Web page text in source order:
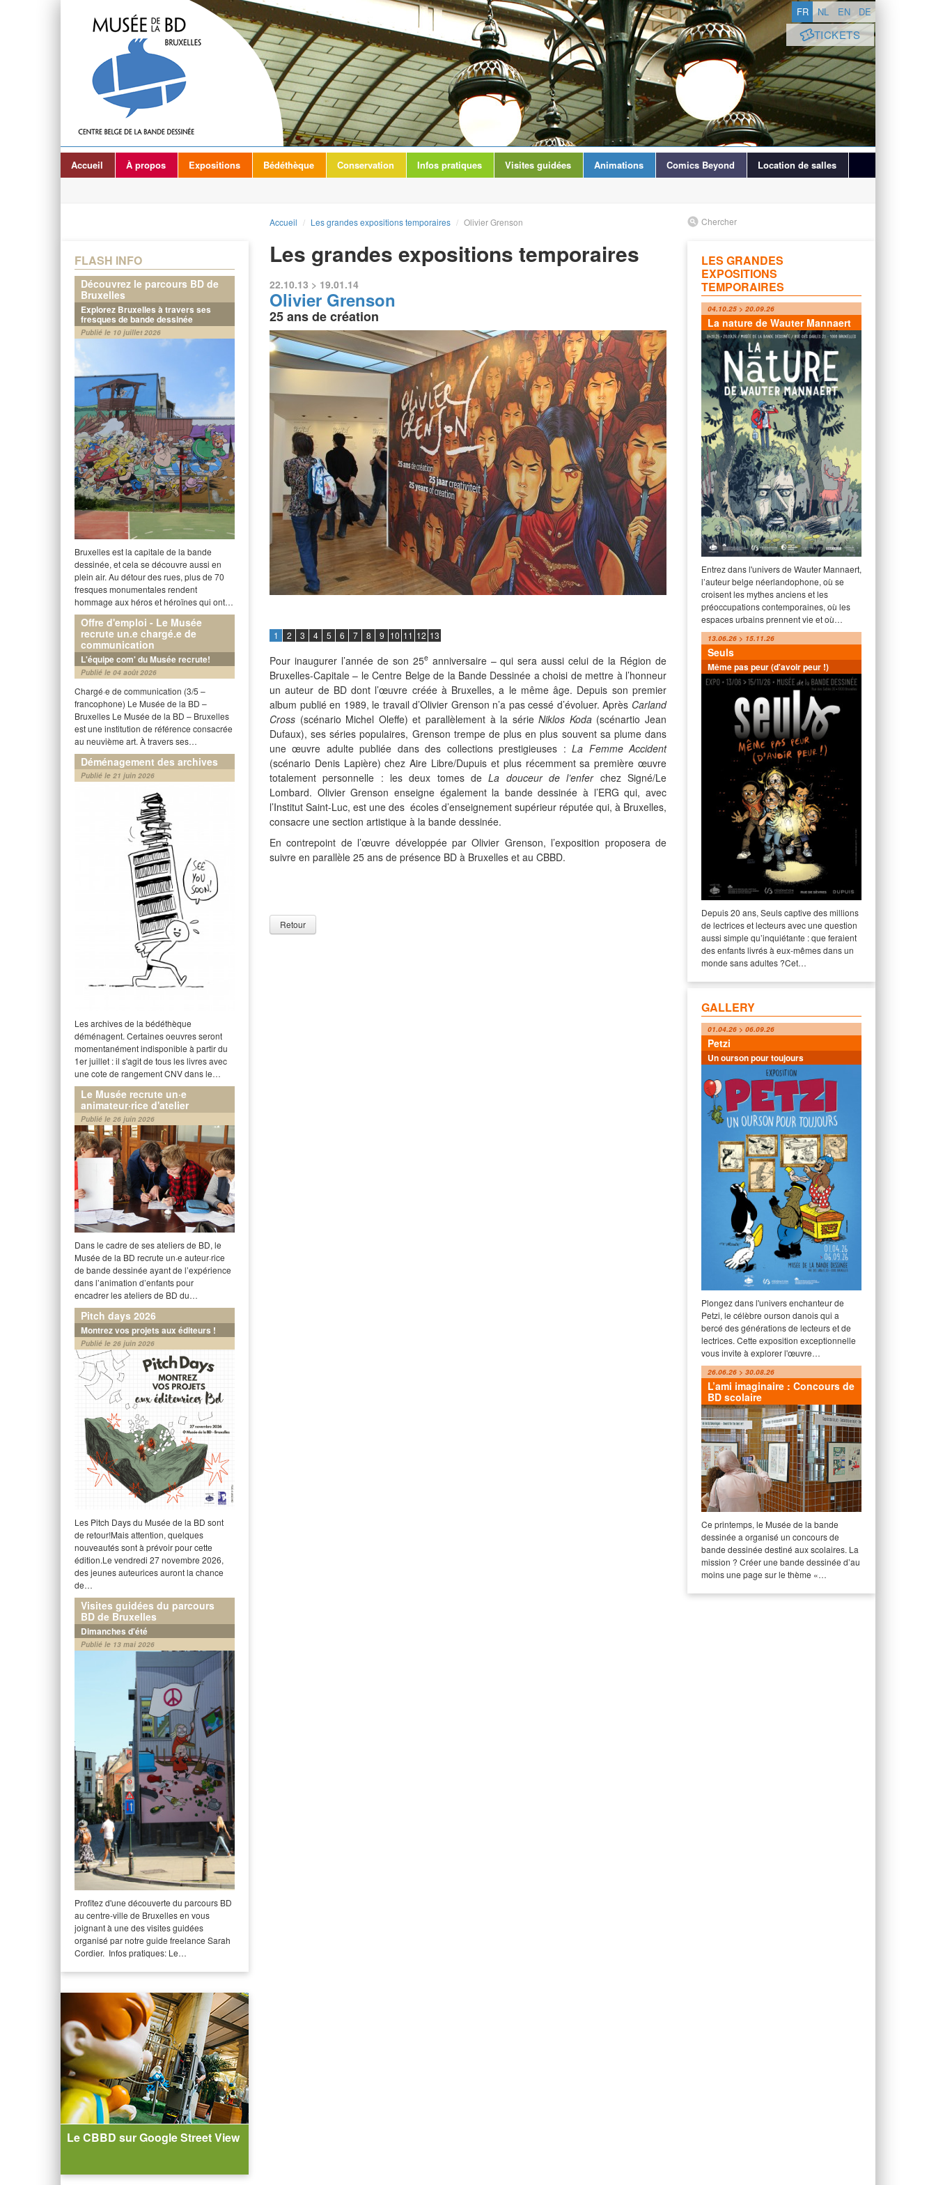
TICKETS
FR NL EN DE
Accueil À propos Expositions Bédéthèque Conservation Infos pratiques Visites guidées Animations Comics Beyond Location de salles
FLASH INFO
Découvrez le parcours BD de
Bruxelles
Explorez Bruxelles à travers ses
fresques de bande dessinée
Publié le 10 juillet 2026
Bruxelles est la capitale de la bande
dessinée, et cela se découvre aussi en
plein air. Au détour des rues, plus de 70
fresques monumentales rendent
hommage aux héros et héroïnes qui ont…
Offre d'emploi - Le Musée
recrute un.e chargé.e de
communication
L'équipe com' du Musée recrute!
Publié le 04 août 2026
Chargé·e de communication (3/5 –
francophone) Le Musée de la BD –
Bruxelles Le Musée de la BD – Bruxelles
est une institution de référence consacrée
au neuvième art. À travers ses…
Déménagement des archives
Publié le 21 juin 2026
Les archives de la bédéthèque
déménagent. Certaines oeuvres seront
momentanément indisponible à partir du
1er juillet : il s'agit de tous les livres avec
une cote de rangement CNV dans le…
Le Musée recrute un·e
animateur·rice d'atelier
Publié le 26 juin 2026
Dans le cadre de ses ateliers de BD, le
Musée de la BD recrute un·e auteur·rice
de bande dessinée ayant de l’expérience
dans l’animation d’enfants pour
encadrer les ateliers de BD du…
Pitch days 2026
Montrez vos projets aux éditeurs !
Publié le 26 juin 2026
Les Pitch Days du Musée de la BD sont
de retour!Mais attention, quelques
nouveautés sont à prévoir pour cette
édition.Le vendredi 27 novembre 2026,
des jeunes auteurices auront la chance
de…
Visites guidées du parcours
BD de Bruxelles
Dimanches d'été
Publié le 13 mai 2026
Profitez d'une découverte du parcours BD
au centre-ville de Bruxelles en vous
joignant à une des visites guidées
organisé par notre guide freelance Sarah
Cordier. Infos pratiques: Le…
Le CBBD sur Google Street View
Accueil / Les grandes expositions temporaires / Olivier Grenson
Les grandes expositions temporaires
22.10.13 > 19.01.14
Olivier Grenson
25 ans de création
1 2 3 4 5 6 7 8 9 10 11 12 13
Pour inaugurer l’année de son 25eanniversaire – qui sera aussi celui de la Région de
Bruxelles-Capitale – le Centre Belge de la Bande Dessinée a choisi de mettre à l’honneur
un auteur de BD dont l’œuvre créée à Bruxelles, a le même âge. Depuis son premier
album publié en 1989, le travail d’Olivier Grenson n’a pas cessé d’évoluer. Après Carland
Cross (scénario Michel Oleffe) et parallèlement à la sérieNiklos Koda(scénartio Jean
Dufaux), ses séries populaires, Grenson trempe de plus en plus souvent sa plume dans
une œuvre adulte publiée dans des collections prestigieuses :La Femme Accident
(scénario Denis Lapière) chez Aire Libre/Dupuis et plus récemment sa première œuvre
totalement personnelle : les deux tomes deLa douceur de l’enferchez Signé/Le
Lombard. Olivier Grenson enseigne également la bande dessinée à l’ERG qui, avec
l’Institut Saint-Luc, est une des écoles d’enseignement supérieur réputée qui, à Bruxelles,
consacre une section artistique à la bande dessinée.
En contrepoint de l’œuvre développée par Olivier Grenson, l’exposition proposera de
suivre en parallèle 25 ans de présence BD à Bruxelles et au CBBD.
Retour
Chercher
LES GRANDES
EXPOSITIONS
TEMPORAIRES
04.10.25 > 20.09.26
La nature de Wauter Mannaert
Entrez dans l'univers de Wauter Mannaert,
l’auteur belge néerlandophone, où se
croisent les mythes anciens et les
préoccupations contemporaines, où les
espaces urbains prennent vie et où…
13.06.26 > 15.11.26
Seuls
Même pas peur (d'avoir peur !)
Depuis 20 ans, Seuls captive des millions
de lectrices et lecteurs avec une question
aussi simple qu’inquiétante : que feraient
des enfants livrés à eux-mêmes dans un
monde sans adultes ?Cet…
GALLERY
01.04.26 > 06.09.26
Petzi
Un ourson pour toujours
Plongez dans l'univers enchanteur de
Petzi, le célèbre ourson danois qui a
bercé des générations de lecteurs et de
lectrices. Cette exposition exceptionnelle
vous invite à explorer l'œuvre…
26.06.26 > 30.08.26
L’ami imaginaire : Concours de
BD scolaire
Ce printemps, le Musée de la bande
dessinée a organisé un concours de
bande dessinée destiné aux scolaires. La
mission ? Créer une bande dessinée d’au
moins une page sur le thème «…